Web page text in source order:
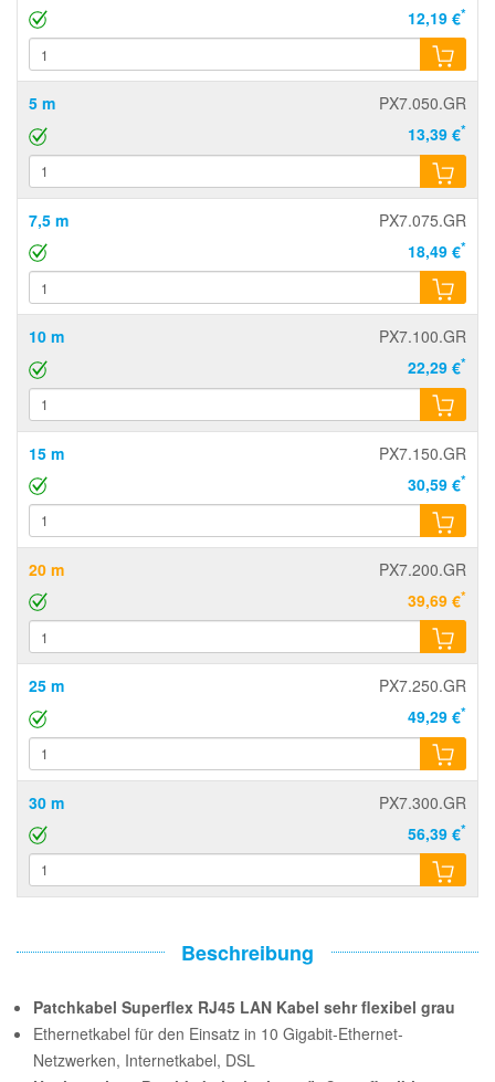
12,19 €*
5 m
PX7.050.GR
13,39 €*
7,5 m
PX7.075.GR
18,49 €*
10 m
PX7.100.GR
22,29 €*
15 m
PX7.150.GR
30,59 €*
20 m
PX7.200.GR
39,69 €*
25 m
PX7.250.GR
49,29 €*
30 m
PX7.300.GR
56,39 €*
Beschreibung
Patchkabel Superflex RJ45 LAN Kabel sehr flexibel grau
Ethernetkabel für den Einsatz in 10 Gigabit-Ethernet-
Netzwerken, Internetkabel, DSL